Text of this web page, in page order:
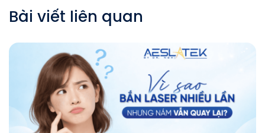
Bài viết liên quan